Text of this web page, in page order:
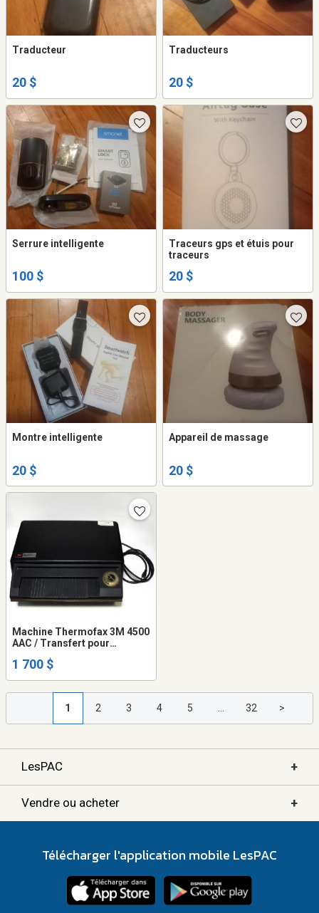
Traducteur
20 $
Traducteurs
20 $
Serrure intelligente
100 $
Traceurs gps et étuis pour
traceurs
20 $
Montre intelligente
20 $
Appareil de massage
20 $
Machine Thermofax 3M 4500
AAC / Transfert pour
1 700 $
1 2 3 4 5 ... 32 >
LesPAC +
Vendre ou acheter +
Télécharger l'application mobile LesPAC